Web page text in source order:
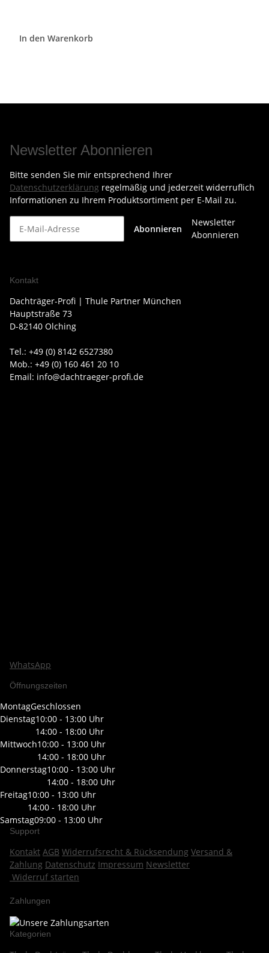
In den Warenkorb
Newsletter Abonnieren
Bitte senden Sie mir entsprechend Ihrer
Datenschutzerklärung regelmäßig und jederzeit widerruflich
Informationen zu Ihrem Produktsortiment per E-Mail zu.
Abonnieren
Newsletter
Abonnieren
Kontakt
Dachträger-Profi | Thule Partner München
Hauptstraße 73
D-82140 Olching
Tel.: +49 (0) 8142 6527380
Mob.: +49 (0) 160 461 20 10
Email: info@dachtraeger-profi.de
WhatsApp
Öffnungszeiten
MontagGeschlossen
Dienstag10:00 - 13:00 Uhr
14:00 - 18:00 Uhr
Mittwoch10:00 - 13:00 Uhr
14:00 - 18:00 Uhr
Donnerstag10:00 - 13:00 Uhr
14:00 - 18:00 Uhr
Freitag10:00 - 13:00 Uhr
14:00 - 18:00 Uhr
Samstag09:00 - 13:00 Uhr
Support
Kontakt AGB Widerrufsrecht & Rücksendung Versand &
Zahlung Datenschutz Impressum Newsletter
Widerruf starten
Zahlungen
Kategorien